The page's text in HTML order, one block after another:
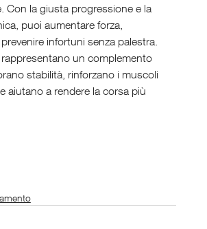
Con la giusta progressione e la
puoi aumentare forza,
infortuni senza palestra.
rappresentano un complemento
stabilità, rinforzano i muscoli
aiutano a rendere la corsa più